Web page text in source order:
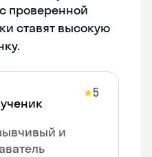
проверенной
ставят высокую
★5
и